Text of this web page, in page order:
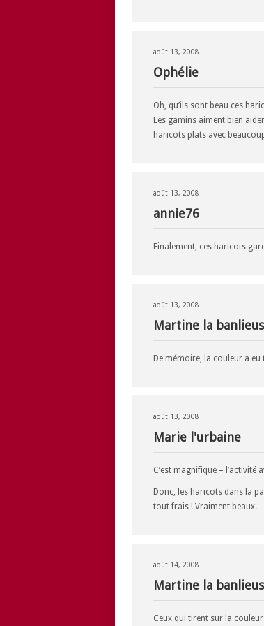
août 13, 2008
Ophélie
Oh, qu’ils sont beau ces
Les gamins aiment bien
haricots plats avec
août 13, 2008
annie76
Finalement, ces haricots
août 13, 2008
Martine la
De mémoire, la couleur a
août 13, 2008
Marie l'urbaine
C’est magnifique –
Donc, les haricots dans la
tout frais ! Vraiment beaux.
août 14, 2008
Martine la
Ceux qui tirent sur la